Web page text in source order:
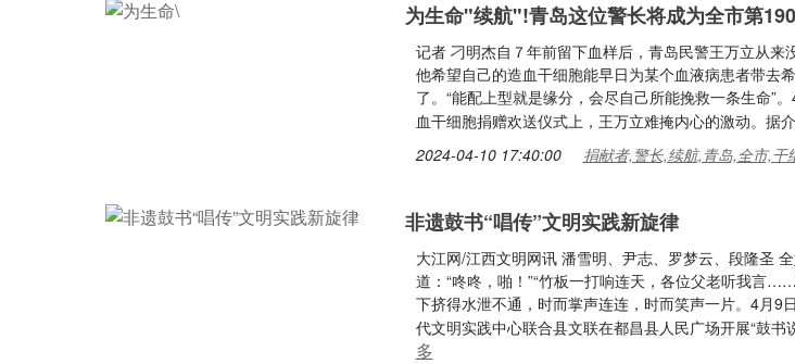
为生命"续航"!青岛这位警长将成为全市第
记者 刁明杰自７年前留下血样后，青岛民警王万立从来
他希望自己的造血干细胞能早日为某个血液病患者带去
了。“能配上型就是缘分，会尽自己所能挽救一条生命”
血干细胞捐赠欢送仪式上，王万立难掩内心的激动。据
2024-04-10 17:40:00 捐献者,警长,续航,青岛,全市,干
非遗鼓书“唱传”文明实践新旋律
大江网/江西文明网讯 潘雪明、尹志、罗梦云、段隆圣
道：“咚咚，啪！”“竹板一打响连天，各位父老听我言
下挤得水泄不通，时而掌声连连，时而笑声一片。4月9
代文明实践中心联合县文联在都昌县人民广场开展“鼓书
多